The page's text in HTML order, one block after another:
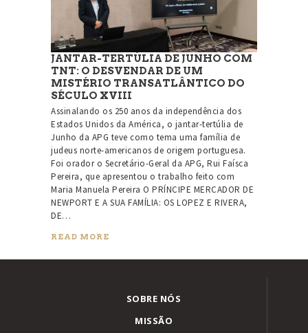
JANTAR-TERTÚLIA DE JUNHO COM
TNT: O DESVENDAR DE UM
MISTÉRIO TRANSATLÂNTICO DO
SÉCULO XVIII
Assinalando os 250 anos da independência dos
Estados Unidos da América, o jantar-tertúlia de
Junho da APG teve como tema uma família de
judeus norte-americanos de origem portuguesa.
Foi orador o Secretário-Geral da APG, Rui Faísca
Pereira, que apresentou o trabalho feito com
Maria Manuela Pereira O PRÍNCIPE MERCADOR DE
NEWPORT E A SUA FAMÍLIA: OS LOPEZ E RIVERA,
DE…
READ MORE
SOBRE NÓS
MISSÃO